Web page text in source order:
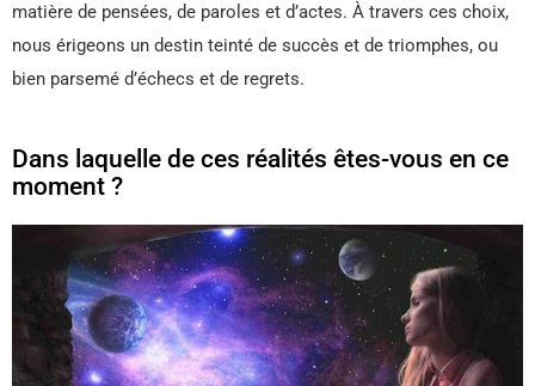
matière de pensées, de paroles et d’actes. À travers ces choix,
nous érigeons un destin teinté de succès et de triomphes, ou
bien parsemé d’échecs et de regrets.
Dans laquelle de ces réalités êtes-vous en ce
moment ?